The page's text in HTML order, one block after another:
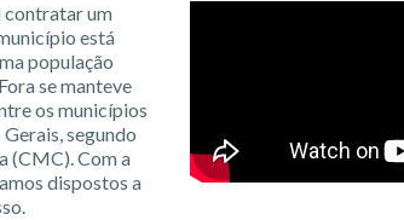
contratar um
está
população
se manteve
os municípios
segundo
(CMC). Com a
dispostos a